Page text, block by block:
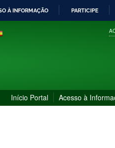
À INFORMAÇÃO PARTICIPE
Início Portal Acesso à